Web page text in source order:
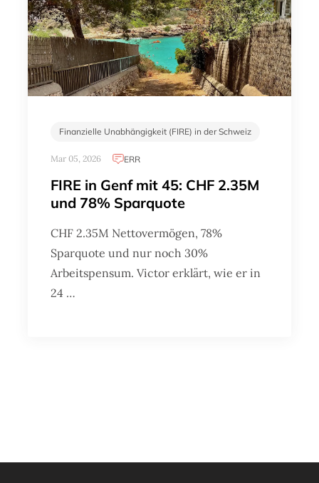
Finanzielle Unabhängigkeit (FIRE) in der Schweiz
Mar 05, 2026 ERR
FIRE in Genf mit 45: CHF 2.35M
und 78% Sparquote
CHF 2.35M Nettovermögen, 78%
Sparquote und nur noch 30%
Arbeitspensum. Victor erklärt, wie er in
24 …